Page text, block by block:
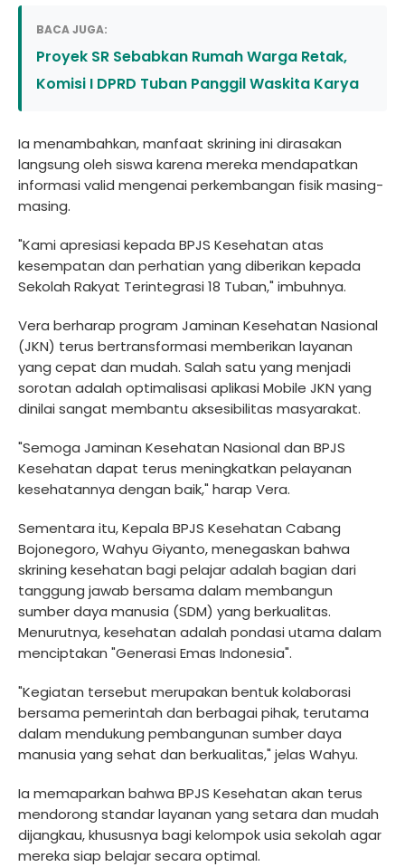
BACA JUGA:
Proyek SR Sebabkan Rumah Warga Retak,
Komisi I DPRD Tuban Panggil Waskita Karya
Ia menambahkan, manfaat skrining ini dirasakan
langsung oleh siswa karena mereka mendapatkan
informasi valid mengenai perkembangan fisik masing-
masing.
"Kami apresiasi kepada BPJS Kesehatan atas
kesempatan dan perhatian yang diberikan kepada
Sekolah Rakyat Terintegrasi 18 Tuban," imbuhnya.
Vera berharap program Jaminan Kesehatan Nasional
(JKN) terus bertransformasi memberikan layanan
yang cepat dan mudah. Salah satu yang menjadi
sorotan adalah optimalisasi aplikasi Mobile JKN yang
dinilai sangat membantu aksesibilitas masyarakat.
"Semoga Jaminan Kesehatan Nasional dan BPJS
Kesehatan dapat terus meningkatkan pelayanan
kesehatannya dengan baik," harap Vera.
Sementara itu, Kepala BPJS Kesehatan Cabang
Bojonegoro, Wahyu Giyanto, menegaskan bahwa
skrining kesehatan bagi pelajar adalah bagian dari
tanggung jawab bersama dalam membangun
sumber daya manusia (SDM) yang berkualitas.
Menurutnya, kesehatan adalah pondasi utama dalam
menciptakan "Generasi Emas Indonesia".
"Kegiatan tersebut merupakan bentuk kolaborasi
bersama pemerintah dan berbagai pihak, terutama
dalam mendukung pembangunan sumber daya
manusia yang sehat dan berkualitas," jelas Wahyu.
Ia memaparkan bahwa BPJS Kesehatan akan terus
mendorong standar layanan yang setara dan mudah
dijangkau, khususnya bagi kelompok usia sekolah agar
mereka siap belajar secara optimal.